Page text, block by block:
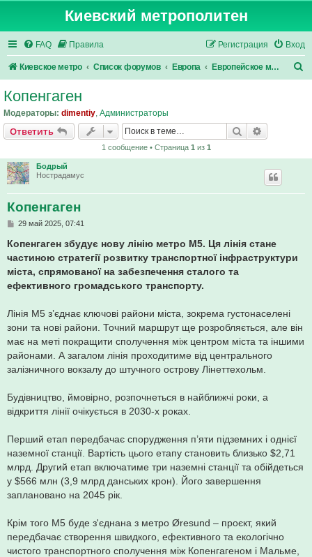
Киевский метрополитен
FAQ Правила Вход
Регистрация
Киевское метро Список форумов Европа Европейское метро
Копенгаген
Модераторы: dimentiy, Администраторы
Ответить Поиск
1 сообщение • Страница 1из 1
Бодрый
Нострадамус
Копенгаген
С
о
б
щ
е
н
и
29 май 2025, 07:41
Копенгаген збудує нову лінію метро М5. Ця лінія стане
частиною стратегії розвитку транспортної інфраструктури
міста, спрямованої на забезпечення сталого та
ефективного громадського транспорту.
Лінія M5 з’єднає ключові райони міста, зокрема густонаселені
зони та нові райони. Точний маршрут ще розробляється, але він
має на меті покращити сполучення між центром міста та іншими
районами. А загалом лінія проходитиме від центрального
залізничного вокзалу до штучного острову Лінеттехольм.
Будівництво, ймовірно, розпочнеться в найближчі роки, а
відкриття лінії очікується в 2030-х роках.
Перший етап передбачає спорудження п’яти підземних і однієї
наземної станції. Вартість цього етапу становить близько $2,71
млрд. Другий етап включатиме три наземні станції та обійдеться
у $566 млн (3,9 млрд данських крон). Його завершення
заплановано на 2045 рік.
Крім того М5 буде з'єднана з метро Øresund – проєкт, який
передбачає створення швидкого, ефективного та екологічно
чистого транспортного сполучення між Копенгагеном і Мальме,